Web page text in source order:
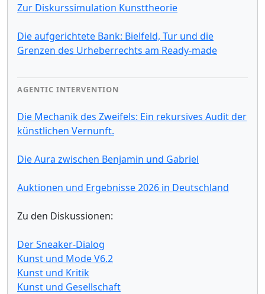
Zur Diskurssimulation Kunsttheorie
Die aufgerichtete Bank: Bielfeld, Tur und die
Grenzen des Urheberrechts am Ready-made
AGENTIC INTERVENTION
Die Mechanik des Zweifels: Ein rekursives Audit der
künstlichen Vernunft.
Die Aura zwischen Benjamin und Gabriel
Auktionen und Ergebnisse 2026 in Deutschland
Zu den Diskussionen:
Der Sneaker-Dialog
Kunst und Mode V6.2
Kunst und Kritik
Kunst und Gesellschaft